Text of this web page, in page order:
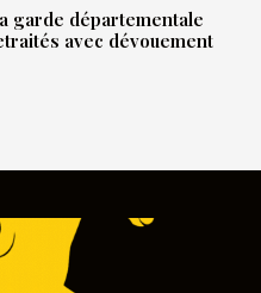
garde départementale
avec dévouement